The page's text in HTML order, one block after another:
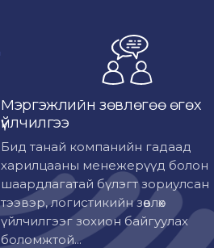
Мэргэжлийн зөвлөгөө өгөх
үйлчилгээ
Бид танай компанийн гадаад
харилцааны менежерүүд болон
шаардлагатай бүлэгт зориулсан
тээвэр, логистикийн зөвлөх
үйлчилгээг зохион байгуулах
боломжтой...